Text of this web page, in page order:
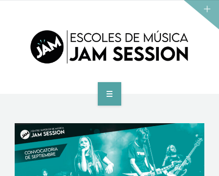
SCHOOL
ACCES PROGRAM TO HIGHER SCHOOL